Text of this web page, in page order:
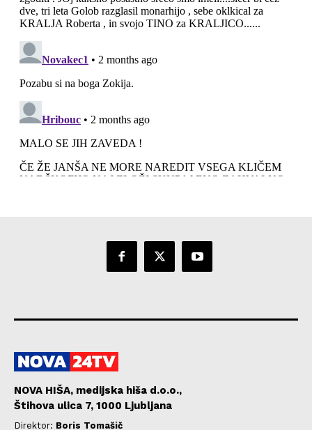
NOVA HIŠA, medijska hiša d.o.o.,
Štihova ulica 7, 1000 Ljubljana
Direktor: Boris Tomašič